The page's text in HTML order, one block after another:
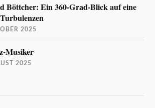
Böttcher: Ein 360-Grad-Blick auf eine
2025
Musiker
2025